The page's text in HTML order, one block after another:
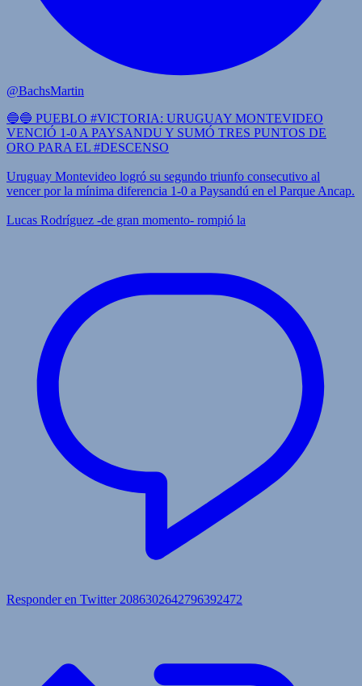
@BachsMartin
🔵🔵 PUEBLO #VICTORIA: URUGUAY MONTEVIDEO
VENCIÓ 1-0 A PAYSANDU Y SUMÓ TRES PUNTOS DE
ORO PARA EL #DESCENSO
Uruguay Montevideo logró su segundo triunfo consecutivo al
vencer por la mínima diferencia 1-0 a Paysandú en el Parque Ancap.
Lucas Rodríguez -de gran momento- rompió la
Responder en Twitter 2086302642796392472